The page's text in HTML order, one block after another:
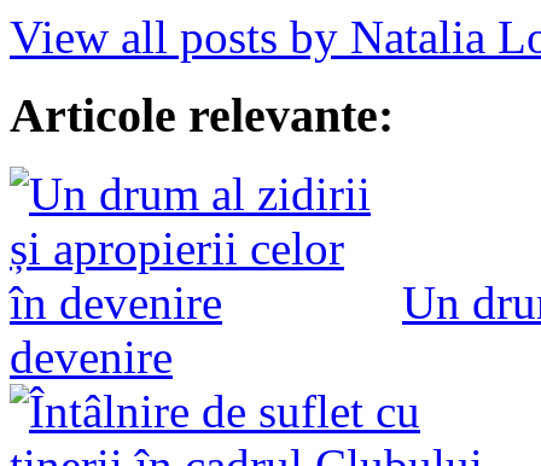
View all posts by Natalia
Articole relevante:
Un
devenire